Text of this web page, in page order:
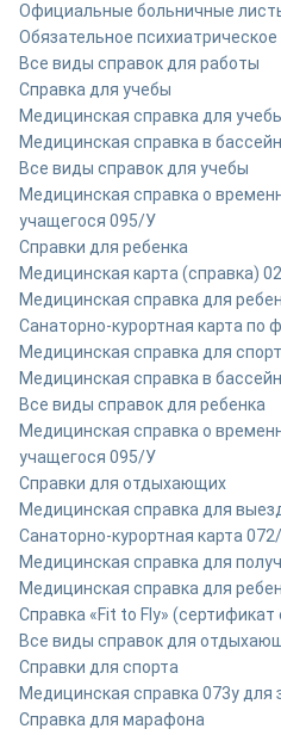
Официальные больничные
Обязательное
Все виды справок для работы
Справка для учебы
Медицинская справка для
Медицинская справка в
Все виды справок для учебы
Медицинская справка о
учащегося 095/У
Справки для ребенка
Медицинская карта (справка)
Медицинская справка для
Санаторно-курортная карта
Медицинская справка для
Медицинская справка в
Все виды справок для ребенка
Медицинская справка о
учащегося 095/У
Справки для отдыхающих
Медицинская справка для
Санаторно-курортная карта
Медицинская справка для
Медицинская справка для
Справка «Fit to Fly» (сертификат
Все виды справок для
Справки для спорта
Медицинская справка 073у для
Справка для марафона